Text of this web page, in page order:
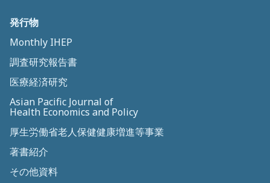
発行物
Monthly IHEP
調査研究報告書
医療経済研究
Asian Pacific Journal of
Health Economics and Policy
厚生労働省老人保健健康増進等事業
著書紹介
その他資料